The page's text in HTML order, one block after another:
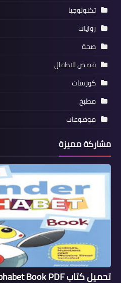
تكنولوجيا
روايات
صحة
قصص للاطفال
كورسات
مطبخ
موضوعات
مشاركة مميزة